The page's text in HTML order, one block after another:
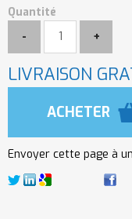
Quantité
LIVRAISON
Envoyer cette page à